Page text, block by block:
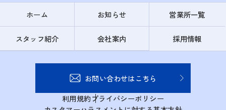
ホーム お知らせ 営業所一覧
スタッフ紹介 会社案内 採用情報
お問い合わせはこちら
利用規約プライバシーポリシー